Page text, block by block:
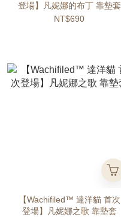
登場】凡妮娜的布丁 靠墊套
NT$690
【Wachifiled™ 達洋貓 首次
登場】凡妮娜之歌 靠墊套